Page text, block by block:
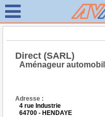
Direct (SARL)
Aménageur
Adresse :
4 rue Industrie
64700 - HENDAYE